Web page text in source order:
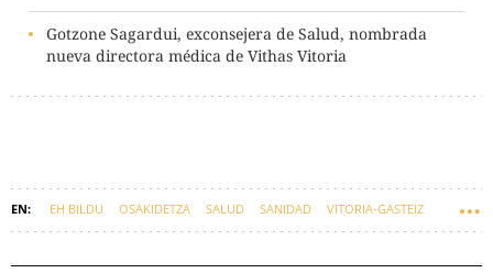
Gotzone Sagardui, exconsejera de Salud, nombrada
nueva directora médica de Vithas Vitoria
EH BILDU OSAKIDETZA SALUD SANIDAD VITORIA-GASTEIZ